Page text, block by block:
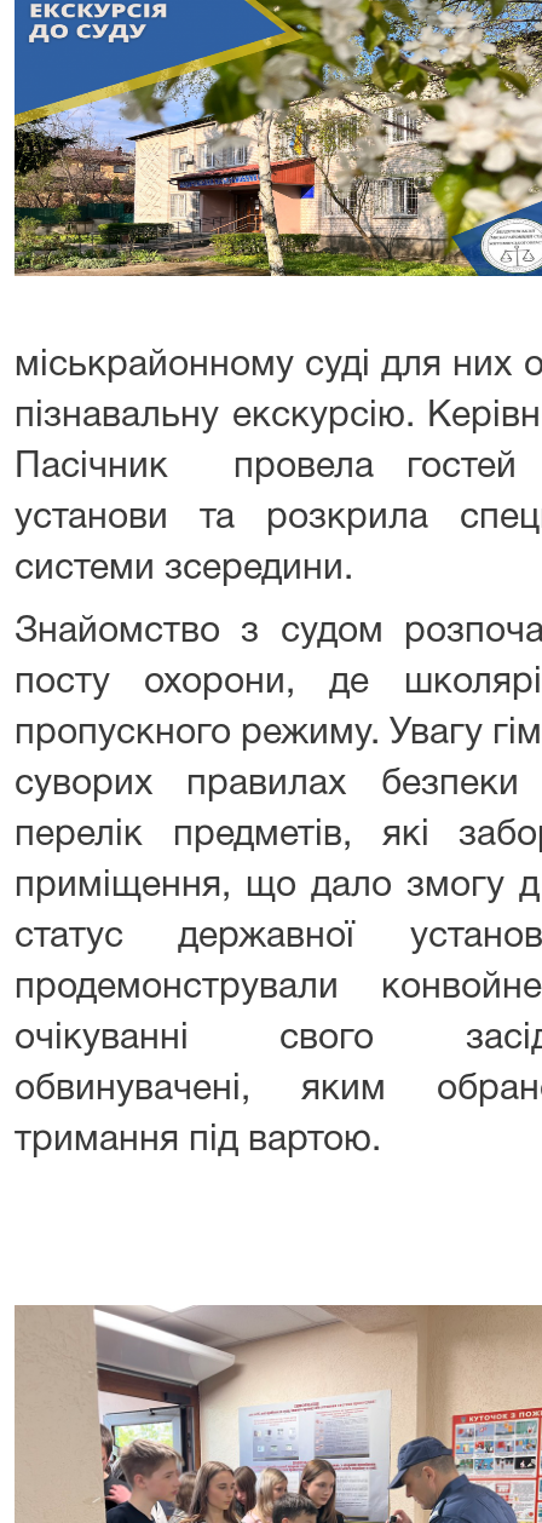
міськрайонному суді для них
пізнавальну екскурсію.
Пасічник провела гостей
установи та розкрила
системи зсередини.
Знайомство з судом
посту охорони, де
пропускного режиму. Увагу
суворих правилах безпеки
перелік предметів, які
приміщення, що дало змогу
статус державної
продемонстрували
очікуванні свого
обвинувачені, яким
тримання під вартою.